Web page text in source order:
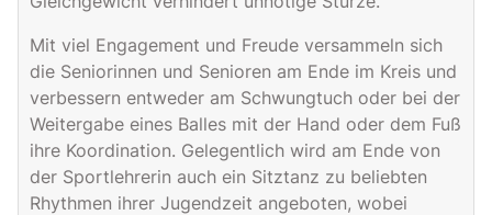
Mit viel Engagement und Freude versammeln sich
die Seniorinnen und Senioren am Ende im Kreis und
verbessern entweder am Schwungtuch oder bei der
Weitergabe eines Balles mit der Hand oder dem Fuß
ihre Koordination. Gelegentlich wird am Ende von
der Sportlehrerin auch ein Sitztanz zu beliebten
Rhythmen ihrer Jugendzeit angeboten, wobei